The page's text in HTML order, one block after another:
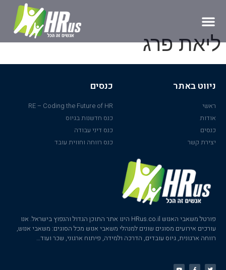
ליאת פרג
ניווט באתר
ראשי
אודות
כנסים
יצירת קשר
כנסים
RE – Coding the Future of HR
כנס חדשנות בגיוס
כנס דיני עבודה
כנס רווחה וחווית עובד
פורטל משאבי האנוש HRus.co.il הינו אתר התוכן הגדול והנפוץ בישראל. אנו
עורכים אירועים מסוגים שונים למנהלי משאבי אנוש מכל הסוגים: משאבי אנוש,
רווחה ארגונית, גיוס עובדים, הדרכה ולמידה, פיתוח ארגוני, שכר ועוד…